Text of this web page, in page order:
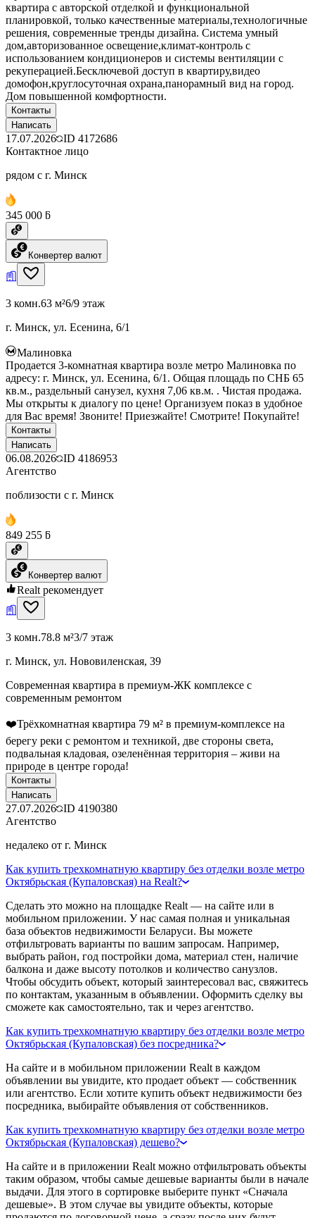
квартира с авторской отделкой и функциональной
планировкой, только качественные материалы,технологичные
решения, современные тренды дизайна. Система умный
дом,авторизованное освещение,климат-контроль с
использованием кондиционеров и системы вентиляции с
рекуперацией.Бесключевой доступ в квартиру,видео
домофон,круглосуточная охрана,панорамный вид на город.
Дом повышенной комфортности.
Контакты
Написать
17.07.2026 ID 4172686
Контактное лицо
рядом с г. Минск
345 000 ƃ
Конвертер валют
3 комн.63 м²6/9 этаж
г. Минск, ул. Есенина, 6/1
Малиновка
Продается 3-комнатная квартира возле метро Малиновка по
адресу: г. Минск, ул. Есенина, 6/1. Общая площадь по СНБ 65
кв.м., раздельный санузел, кухня 7,06 кв.м. . Чистая продажа.
Мы открыты к диалогу по цене! Организуем показ в удобное
для Вас время! Звоните! Приезжайте! Смотрите! Покупайте!
Контакты
Написать
06.08.2026 ID 4186953
Агентство
поблизости с г. Минск
849 255 ƃ
Конвертер валют
Realt рекомендует
3 комн.78.8 м²3/7 этаж
г. Минск, ул. Нововиленская, 39
Современная квартира в премиум-ЖК комплексе с
современным ремонтом
❤️Трёхкомнатная квартира 79 м² в премиум-комплексе на
берегу реки с ремонтом и техникой, две стороны света,
подвальная кладовая, озеленённая территория – живи на
природе в центре города!
Контакты
Написать
27.07.2026 ID 4190380
Агентство
недалеко от г. Минск
Как купить трехкомнатную квартиру без отделки возле метро
Октябрьская (Купаловская) на Realt?
Сделать это можно на площадке Realt — на сайте или в
мобильном приложении. У нас самая полная и уникальная
база объектов недвижимости Беларуси. Вы можете
отфильтровать варианты по вашим запросам. Например,
выбрать район, год постройки дома, материал стен, наличие
балкона и даже высоту потолков и количество санузлов.
Чтобы обсудить объект, который заинтересовал вас, свяжитесь
по контактам, указанным в объявлении. Оформить сделку вы
сможете как самостоятельно, так и через агентство.
Как купить трехкомнатную квартиру без отделки возле метро
Октябрьская (Купаловская) без посредника?
На сайте и в мобильном приложении Realt в каждом
объявлении вы увидите, кто продает объект — собственник
или агентство. Если хотите купить объект недвижимости без
посредника, выбирайте объявления от собственников.
Как купить трехкомнатную квартиру без отделки возле метро
Октябрьская (Купаловская) дешево?
На сайте и в приложении Realt можно отфильтровать объекты
таким образом, чтобы самые дешевые варианты были в начале
выдачи. Для этого в сортировке выберите пункт «Сначала
дешевые». В этом случае вы увидите объекты, которые